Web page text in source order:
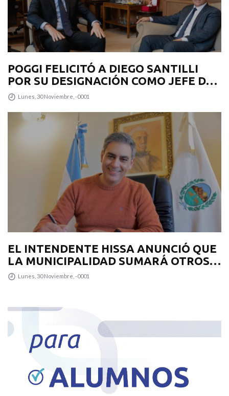
POGGI FELICITÓ A DIEGO SANTILLI
POR SU DESIGNACIÓN COMO JEFE DE
GABINETE
Lunes, 30 Noviembre, -0001
EL INTENDENTE HISSA ANUNCIÓ QUE
LA MUNICIPALIDAD SUMARÁ OTROS
12 COLECTIVOS 0KM PARA
Lunes, 30 Noviembre, -0001